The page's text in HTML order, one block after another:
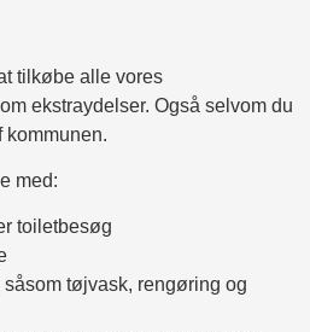
tilkøbe alle vores
ekstraydelser. Også selvom du
med:
toiletbesøg
tøjvask, rengøring og